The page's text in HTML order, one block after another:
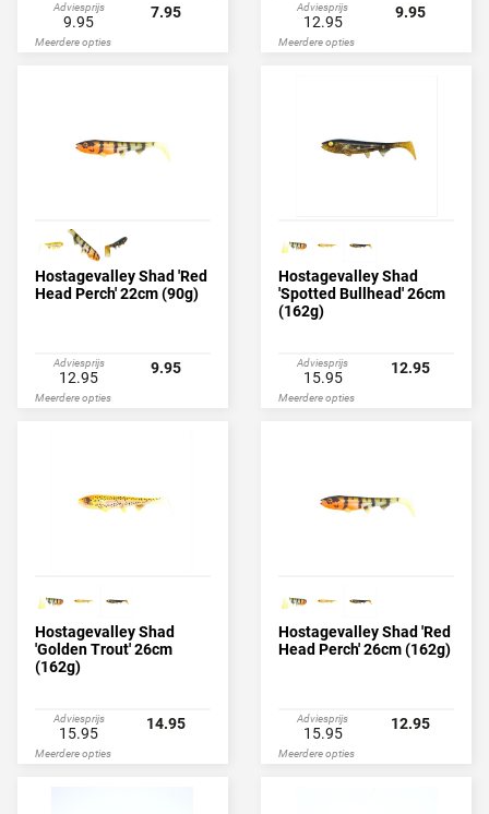
Adviesprijs
9.95
7.95
Meerdere opties
Adviesprijs
12.95
9.95
Meerdere opties
Hostagevalley Shad 'Red
Head Perch' 22cm (90g)
Adviesprijs
12.95
9.95
Meerdere opties
Hostagevalley Shad
'Spotted Bullhead' 26cm
(162g)
Adviesprijs
15.95
12.95
Meerdere opties
Hostagevalley Shad
'Golden Trout' 26cm
(162g)
Adviesprijs
15.95
14.95
Meerdere opties
Hostagevalley Shad 'Red
Head Perch' 26cm (162g)
Adviesprijs
15.95
12.95
Meerdere opties